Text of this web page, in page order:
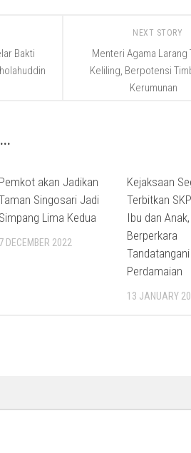
NEXT STORY
Menteri Agama Larang
Keliling, Berpotensi
Kerumunan
Bakti
Pemkot akan Jadikan
Singosari Jadi
Simpang Lima Kedua
7 DECEMBER 2022
Kejaksaan
Terbitkan
Ibu dan
Berperkara
Perdamaian
13 JANUARY